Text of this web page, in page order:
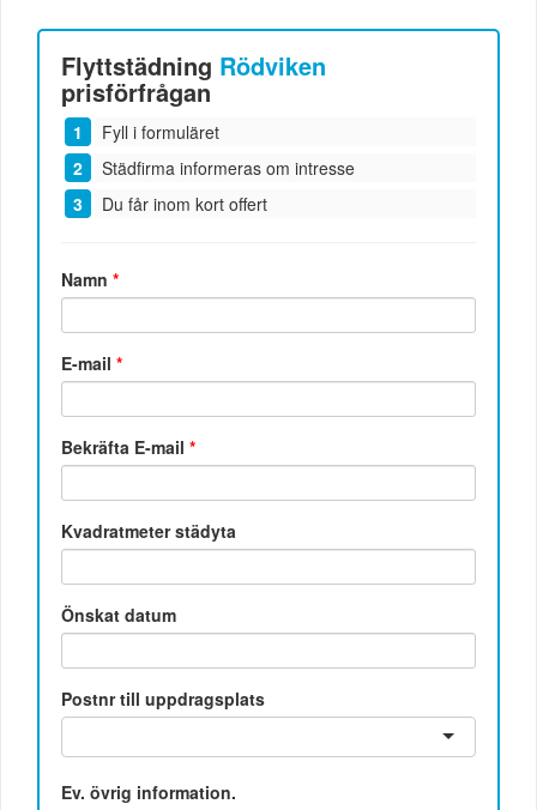
Flyttstädning Rödviken
prisförfrågan
Fyll i formuläret
Städfirma informeras om intresse
Du får inom kort offert
Namn*
E-mail*
Bekräfta E-mail*
Kvadratmeter städyta
Önskat datum
Postnr till uppdragsplats
Ev. övrig information.